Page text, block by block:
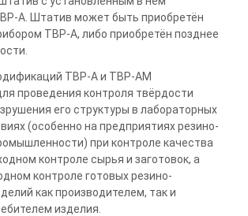
А. Штатив может быть приобретён
ТВР-А, либо приобретён позднее
ТВР-А и ТВР-АМ
проведения контроля твёрдости
его структуры в лабораторных
(особенно на предприятиях резино-
при контроле качества
контроле сырья и заготовок, а
контроле готовых резино-
как производителем, так и
изделия.